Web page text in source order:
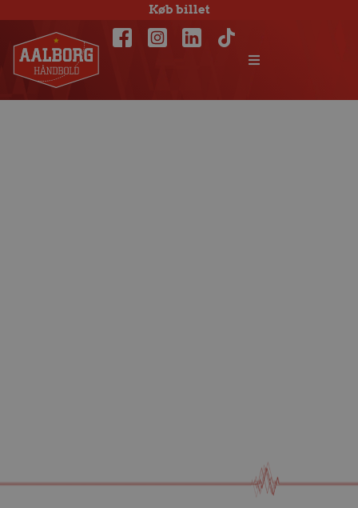
Køb billet